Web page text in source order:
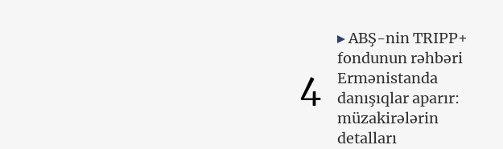
4
ABŞ-nin TRIPP+
fondunun rəhbəri
Ermənistanda
danışıqlar aparır:
müzakirələrin
detalları